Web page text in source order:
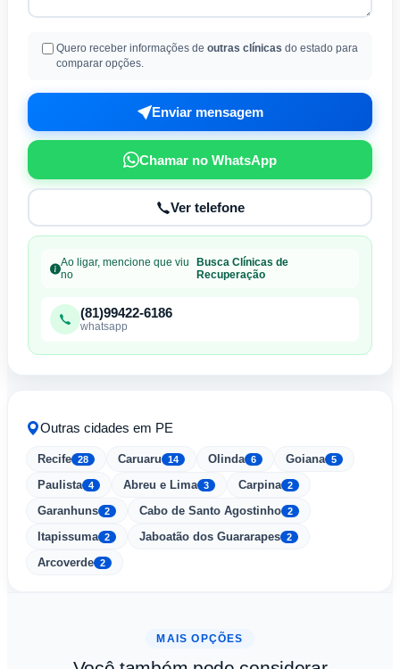
Quero receber informações de outras clínicas do estado para
comparar opções.
Enviar mensagem
Chamar no WhatsApp
Ver telefone
Ao ligar, mencione que viu
no
Busca Clínicas de
Recuperação
(81)99422-6186
whatsapp
Outras cidades em PE
Recife 28 Caruaru 14 Olinda 6 Goiana 5
Paulista 4 Abreu e Lima 3 Carpina 2
Garanhuns 2 Cabo de Santo Agostinho 2
Itapissuma 2 Jaboatão dos Guararapes 2
Arcoverde 2
MAIS OPÇÕES